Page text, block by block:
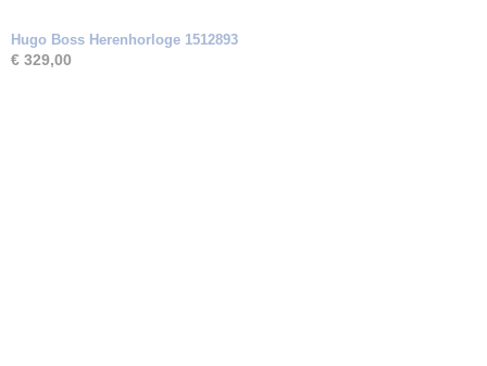
Hugo Boss Herenhorloge 1512893
€ 329,00